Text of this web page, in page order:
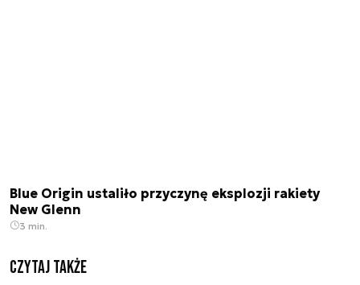
Blue Origin ustaliło przyczynę eksplozji rakiety
New Glenn
3 min.
Czytaj także